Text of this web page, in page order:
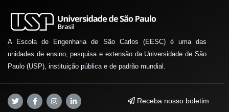
A Escola de Engenharia de São Carlos (EESC) é uma das
unidades de ensino, pesquisa e extensão da Universidade de São
Paulo (USP), instituição pública e de padrão mundial.
Receba nosso boletim